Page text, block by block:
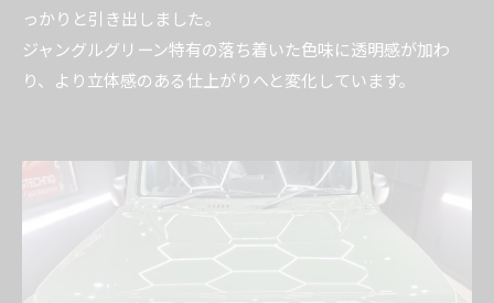
っかりと引き出しました。
ジャングルグリーン特有の落ち着いた色味に透明感が加わ
り、より立体感のある仕上がりへと変化しています。